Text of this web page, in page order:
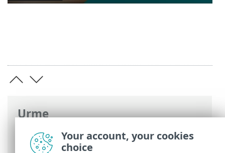
Urme
Ajutor online ESET>ESET Smart Security
Premium
>Instalare
Your account, your cookies
choice